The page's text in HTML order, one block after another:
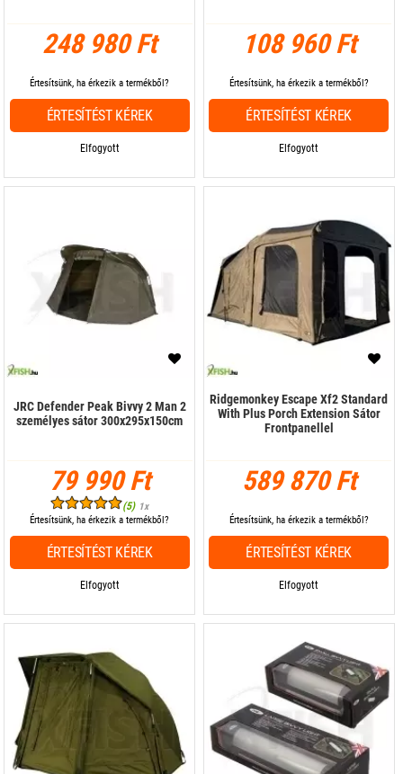
248 980 Ft
Elfogyott
Értesítsünk, ha érkezik a termékből?
ÉRTESÍTÉST KÉREK
108 960 Ft
Elfogyott
Értesítsünk, ha érkezik a termékből?
ÉRTESÍTÉST KÉREK
JRC Defender Peak Bivvy 2 Man 2
személyes sátor 300x295x150cm
79 990 Ft
(5) 1x
Elfogyott
Értesítsünk, ha érkezik a termékből?
ÉRTESÍTÉST KÉREK
Ridgemonkey Escape Xf2 Standard
With Plus Porch Extension Sátor
Frontpanellel
589 870 Ft
Elfogyott
Értesítsünk, ha érkezik a termékből?
ÉRTESÍTÉST KÉREK